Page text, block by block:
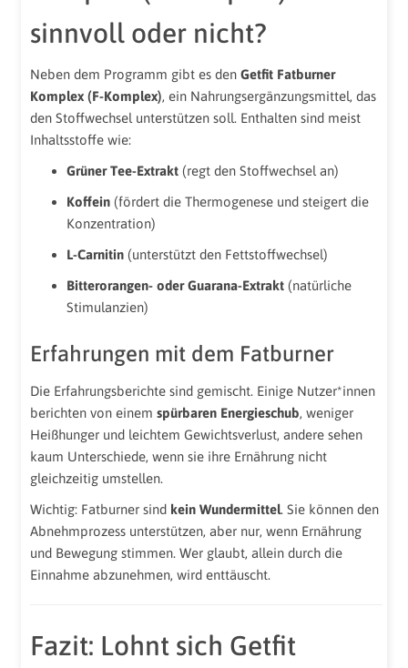
sinnvoll oder nicht?
Neben dem Programm gibt es den Getfit Fatburner
Komplex (F-Komplex), ein Nahrungsergänzungsmittel, das
den Stoffwechsel unterstützen soll. Enthalten sind meist
Inhaltsstoffe wie:
Grüner Tee-Extrakt (regt den Stoffwechsel an)
Koffein (fördert die Thermogenese und steigert die
Konzentration)
L-Carnitin (unterstützt den Fettstoffwechsel)
Bitterorangen- oder Guarana-Extrakt (natürliche
Stimulanzien)
Erfahrungen mit dem Fatburner
Die Erfahrungsberichte sind gemischt. Einige Nutzer*innen
berichten von einem spürbaren Energieschub, weniger
Heißhunger und leichtem Gewichtsverlust, andere sehen
kaum Unterschiede, wenn sie ihre Ernährung nicht
gleichzeitig umstellen.
Wichtig: Fatburner sind kein Wundermittel. Sie können den
Abnehmprozess unterstützen, aber nur, wenn Ernährung
und Bewegung stimmen. Wer glaubt, allein durch die
Einnahme abzunehmen, wird enttäuscht.
Fazit: Lohnt sich Getfit